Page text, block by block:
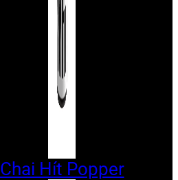
Chai Hít Popper